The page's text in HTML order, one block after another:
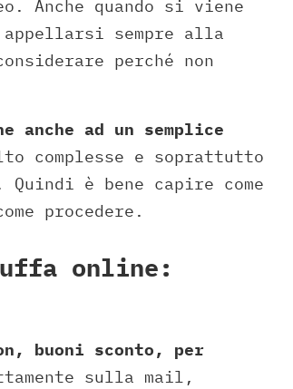
Anche quando si viene
sempre alla
perché non
anche ad un semplice
complesse e soprattutto
è bene capire come
procedere.
online:
buoni sconto, per
sulla mail,